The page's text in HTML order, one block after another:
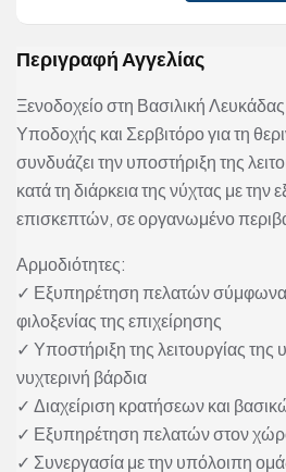
Περιγραφή Αγγελίας
Ξενοδοχείο στη Βασιλική
Υποδοχής και Σερβιτόρο για τη
συνδυάζει την υποστήριξη της
κατά τη διάρκεια της νύχτας με
επισκεπτών, σε οργανωμένο
Αρμοδιότητες:
✓ Εξυπηρέτηση πελατών
φιλοξενίας της επιχείρησης
✓ Υποστήριξη της λειτουργίας της
νυχτερινή βάρδια
✓ Διαχείριση κρατήσεων και
✓ Εξυπηρέτηση πελατών στον
✓ Συνεργασία με την υπόλοιπη